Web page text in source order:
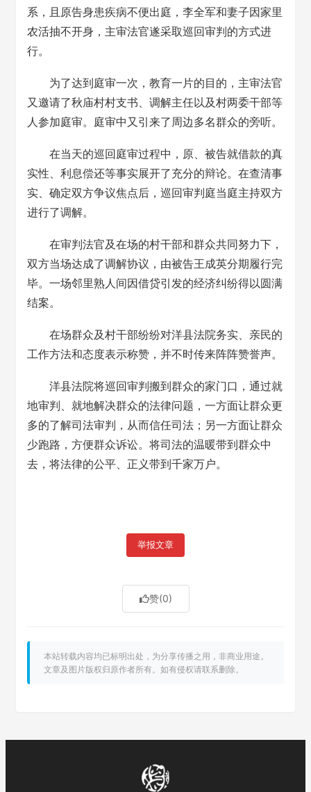
系，且原告身患疾病不便出庭，李全军和妻子因家里
农活抽不开身，主审法官遂采取巡回审判的方式进
行。
为了达到庭审一次，教育一片的目的，主审法官
又邀请了秋庙村村支书、调解主任以及村两委干部等
人参加庭审。庭审中又引来了周边多名群众的旁听。
在当天的巡回庭审过程中，原、被告就借款的真
实性、利息偿还等事实展开了充分的辩论。在查清事
实、确定双方争议焦点后，巡回审判庭当庭主持双方
进行了调解。
在审判法官及在场的村干部和群众共同努力下，
双方当场达成了调解协议，由被告王成英分期履行完
毕。一场邻里熟人间因借贷引发的经济纠纷得以圆满
结案。
在场群众及村干部纷纷对洋县法院务实、亲民的
工作方法和态度表示称赞，并不时传来阵阵赞誉声。
洋县法院将巡回审判搬到群众的家门口，通过就
地审判、就地解决群众的法律问题，一方面让群众更
多的了解司法审判，从而信任司法；另一方面让群众
少跑路，方便群众诉讼。将司法的温暖带到群众中
去，将法律的公平、正义带到千家万户。
举报文章
赞(0)
本站转载内容均已标明出处，为分享传播之用，非商业用途。
文章及图片版权归原作者所有。如有侵权请联系删除。